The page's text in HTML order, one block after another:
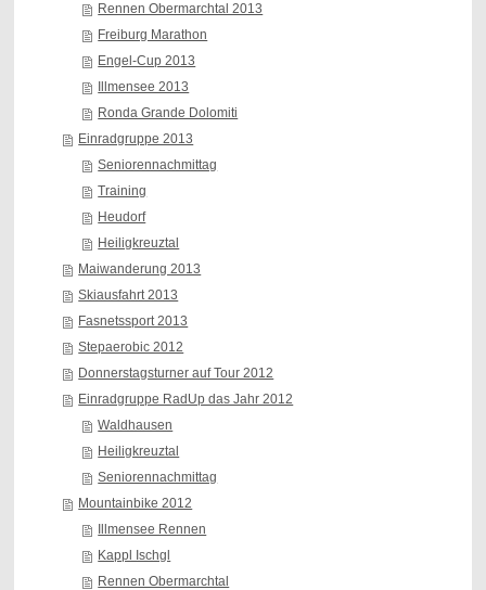
Rennen Obermarchtal 2013
Freiburg Marathon
Engel-Cup 2013
Illmensee 2013
Ronda Grande Dolomiti
Einradgruppe 2013
Seniorennachmittag
Training
Heudorf
Heiligkreuztal
Maiwanderung 2013
Skiausfahrt 2013
Fasnetssport 2013
Stepaerobic 2012
Donnerstagsturner auf Tour 2012
Einradgruppe RadUp das Jahr 2012
Waldhausen
Heiligkreuztal
Seniorennachmittag
Mountainbike 2012
Illmensee Rennen
Kappl Ischgl
Rennen Obermarchtal